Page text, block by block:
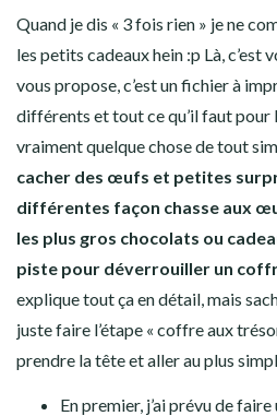
Quand je dis « 3 fois rien » je ne
les petits cadeaux hein :p Là, c’est
vous propose, c’est un fichier à
différents et tout ce qu’il faut pour
vraiment quelque chose de tout
cacher des œufs et petites
différentes façon chasse aux
les plus gros chocolats ou
piste pour déverrouiller un
explique tout ça en détail, mais
juste faire l’étape « coffre aux
prendre la tête et aller au plus
En premier, j’ai prévu de